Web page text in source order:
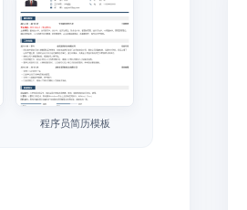
程序员简历模板